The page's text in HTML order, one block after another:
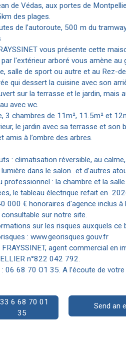
de Védas, aux portes de
des plages.
de l’autoroute, 500 m du
vous présente cette
par l'extérieur arboré vous amène
salle de sport ou autre et au Rez-
qui dessert la cuisine avec son
sur la terrasse et le jardin, mais
avec wc.
3 chambres de 11m², 11.5m² et
le jardin avec sa terrasse et
amis à l’ombre des arbres.
: climatisation réversible, au
dans le salon…et d’autres
professionnel : la chambre et la
le tableau électrique refait en
000 € honoraires d'agence inclus à
consultable sur notre site.
sur les risques auxquels ce
: www.georisques.gouv.fr
FRAYSSINET, agent commercial en
n°822 042 792.
06 68 70 O1 35. A l’écoute de
6 68 70 01
35
Send an